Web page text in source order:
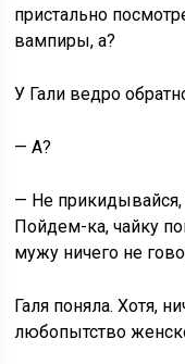
пристально
вампиры, а?
У Гали ведро
— А?
— Не
Пойдем-ка, чайку
мужу ничего не
Галя поняла. Хотя,
любопытство